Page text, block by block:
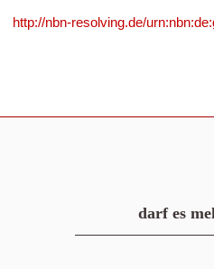
http://nbn-resolving.de/
darf es